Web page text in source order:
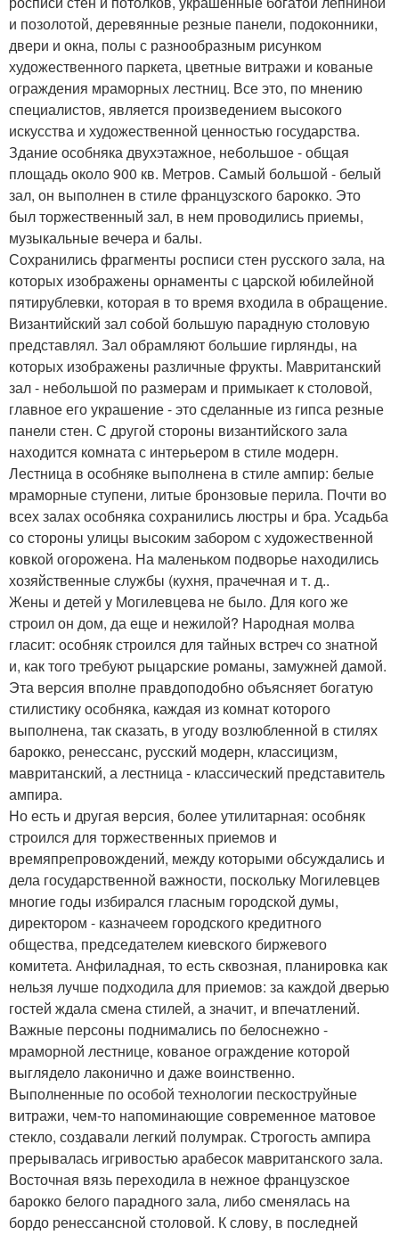
и позолотой, деревянные резные панели, подоконники,
двери и окна, полы с разнообразным рисунком
художественного паркета, цветные витражи и кованые
ограждения мраморных лестниц. Все это, по мнению
специалистов, является произведением высокого
искусства и художественной ценностью государства.
Здание особняка двухэтажное, небольшое - общая
площадь около 900 кв. Метров. Самый большой - белый
зал, он выполнен в стиле французского барокко. Это
был торжественный зал, в нем проводились приемы,
музыкальные вечера и балы.
Сохранились фрагменты росписи стен русского зала, на
которых изображены орнаменты с царской юбилейной
пятирублевки, которая в то время входила в обращение.
Византийский зал собой большую парадную столовую
представлял. Зал обрамляют большие гирлянды, на
которых изображены различные фрукты. Мавританский
зал - небольшой по размерам и примыкает к столовой,
главное его украшение - это сделанные из гипса резные
панели стен. С другой стороны византийского зала
находится комната с интерьером в стиле модерн.
Лестница в особняке выполнена в стиле ампир: белые
мраморные ступени, литые бронзовые перила. Почти во
всех залах особняка сохранились люстры и бра. Усадьба
со стороны улицы высоким забором с художественной
ковкой огорожена. На маленьком подворье находились
хозяйственные службы (кухня, прачечная и т. д..
Жены и детей у Могилевцева не было. Для кого же
строил он дом, да еще и нежилой? Народная молва
гласит: особняк строился для тайных встреч со знатной
и, как того требуют рыцарские романы, замужней дамой.
Эта версия вполне правдоподобно объясняет богатую
стилистику особняка, каждая из комнат которого
выполнена, так сказать, в угоду возлюбленной в стилях
барокко, ренессанс, русский модерн, классицизм,
мавританский, а лестница - классический представитель
ампира.
Но есть и другая версия, более утилитарная: особняк
строился для торжественных приемов и
времяпрепровождений, между которыми обсуждались и
дела государственной важности, поскольку Могилевцев
многие годы избирался гласным городской думы,
директором - казначеем городского кредитного
общества, председателем киевского биржевого
комитета. Анфиладная, то есть сквозная, планировка как
нельзя лучше подходила для приемов: за каждой дверью
гостей ждала смена стилей, а значит, и впечатлений.
Важные персоны поднимались по белоснежно -
мраморной лестнице, кованое ограждение которой
выглядело лаконично и даже воинственно.
Выполненные по особой технологии пескоструйные
витражи, чем-то напоминающие современное матовое
стекло, создавали легкий полумрак. Строгость ампира
прерывалась игривостью арабесок мавританского зала.
Восточная вязь переходила в нежное французское
барокко белого парадного зала, либо сменялась на
бордо ренессансной столовой. К слову, в последней